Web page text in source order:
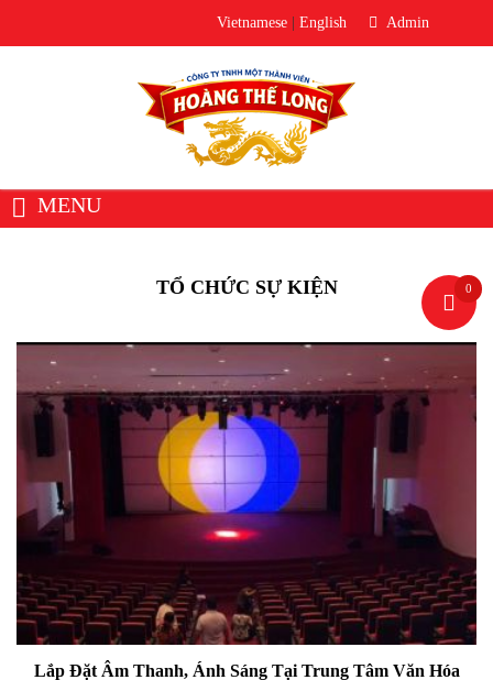
Admin
Vietnamese English
MENU
TỔ CHỨC SỰ KIỆN
Lắp Đặt Âm Thanh, Ánh Sáng Tại Trung Tâm Văn Hóa
0